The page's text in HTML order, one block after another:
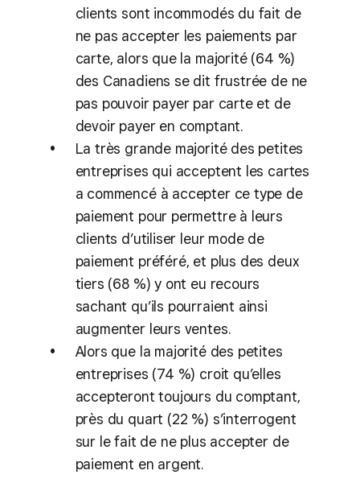
clients sont incommodés du fait de
ne pas accepter les paiements par
carte, alors que la majorité (64 %)
des Canadiens se dit frustrée de ne
pas pouvoir payer par carte et de
devoir payer en comptant.
La très grande majorité des petites
entreprises qui acceptent les cartes
a commencé à accepter ce type de
paiement pour permettre à leurs
clients d’utiliser leur mode de
paiement préféré, et plus des deux
tiers (68 %) y ont eu recours
sachant qu’ils pourraient ainsi
augmenter leurs ventes.
Alors que la majorité des petites
entreprises (74 %) croit qu’elles
accepteront toujours du comptant,
près du quart (22 %) s’interrogent
sur le fait de ne plus accepter de
paiement en argent.